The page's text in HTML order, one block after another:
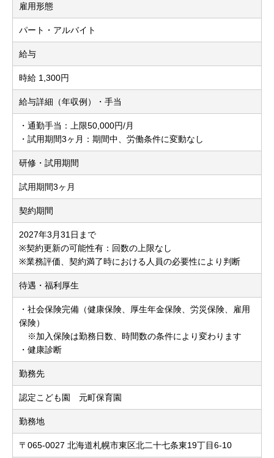
雇用形態
パート・アルバイト
給与
時給 1,300円
給与詳細（年収例）・手当
・通勤手当：上限50,000円/月
・試用期間3ヶ月：期間中、労働条件に変動なし
研修・試用期間
試用期間3ヶ月
契約期間
2027年3月31日まで
※契約更新の可能性有：回数の上限なし
※業務評価、契約満了時における人員の必要性により判断
待遇・福利厚生
・社会保険完備（健康保険、厚生年金保険、労災保険、雇用
保険）
※加入保険は勤務日数、時間数の条件により変わります
・健康診断
勤務先
認定こども園 元町保育園
勤務地
〒065-0027 北海道札幌市東区北二十七条東19丁目6-10